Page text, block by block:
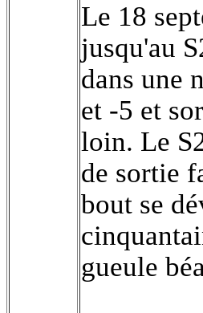
Le 18
jusqu'au
dans une
et -5 et
loin. Le
de sortie
bout se
gueule